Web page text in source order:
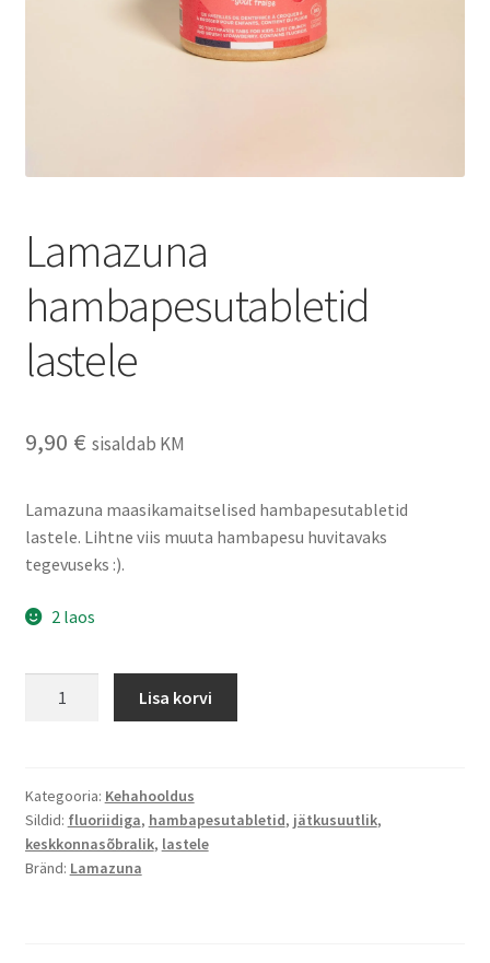
Lamazuna
hambapesutabletid
lastele
9,90 € sisaldab KM
Lamazuna maasikamaitselised hambapesutabletid
lastele. Lihtne viis muuta hambapesu huvitavaks
tegevuseks :).
2 laos
Lisa korvi
Kategooria: Kehahooldus
Sildid: fluoriidiga, hambapesutabletid, jätkusuutlik,
keskkonnasõbralik, lastele
Bränd: Lamazuna